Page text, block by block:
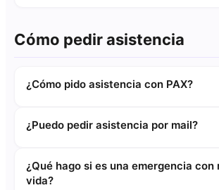
Cómo pedir asistencia
¿Cómo pido asistencia con PAX?
¿Puedo pedir asistencia por mail?
¿Qué hago si es una emergencia con
vida?